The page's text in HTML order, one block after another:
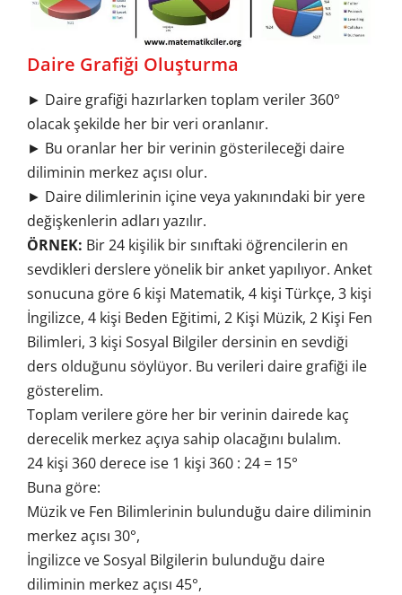
Daire Grafiği Oluşturma
► Daire grafiği hazırlarken toplam veriler 360°
olacak şekilde her bir veri oranlanır.
► Bu oranlar her bir verinin gösterileceği daire
diliminin merkez açısı olur.
► Daire dilimlerinin içine veya yakınındaki bir yere
değişkenlerin adları yazılır.
ÖRNEK: Bir 24 kişilik bir sınıftaki öğrencilerin en
sevdikleri derslere yönelik bir anket yapılıyor. Anket
sonucuna göre 6 kişi Matematik, 4 kişi Türkçe, 3 kişi
İngilizce, 4 kişi Beden Eğitimi, 2 Kişi Müzik, 2 Kişi Fen
Bilimleri, 3 kişi Sosyal Bilgiler dersinin en sevdiği
ders olduğunu söylüyor. Bu verileri daire grafiği ile
gösterelim.
Toplam verilere göre her bir verinin dairede kaç
derecelik merkez açıya sahip olacağını bulalım.
24 kişi 360 derece ise 1 kişi 360 : 24 = 15°
Buna göre:
Müzik ve Fen Bilimlerinin bulunduğu daire diliminin
merkez açısı 30°,
İngilizce ve Sosyal Bilgilerin bulunduğu daire
diliminin merkez açısı 45°,